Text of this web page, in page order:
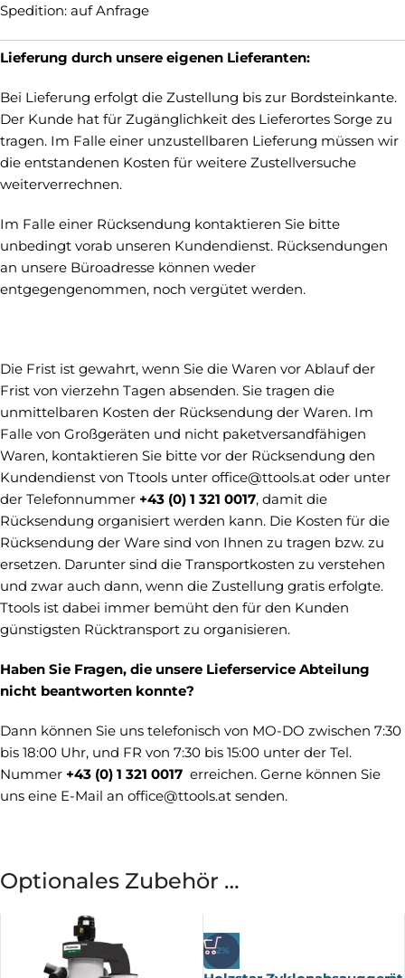
Spedition: auf Anfrage
Lieferung durch unsere eigenen Lieferanten:
Bei Lieferung erfolgt die Zustellung bis zur Bordsteinkante.
Der Kunde hat für Zugänglichkeit des Lieferortes Sorge zu
tragen. Im Falle einer unzustellbaren Lieferung müssen wir
die entstandenen Kosten für weitere Zustellversuche
weiterverrechnen.
Im Falle einer Rücksendung kontaktieren Sie bitte
unbedingt vorab unseren Kundendienst. Rücksendungen
an unsere Büroadresse können weder
entgegengenommen, noch vergütet werden.
Die Frist ist gewahrt, wenn Sie die Waren vor Ablauf der
Frist von vierzehn Tagen absenden. Sie tragen die
unmittelbaren Kosten der Rücksendung der Waren. Im
Falle von Großgeräten und nicht paketversandfähigen
Waren, kontaktieren Sie bitte vor der Rücksendung den
Kundendienst von Ttools unter office@ttools.at oder unter
der Telefonnummer +43 (0) 1 321 0017, damit die
Rücksendung organisiert werden kann. Die Kosten für die
Rücksendung der Ware sind von Ihnen zu tragen bzw. zu
ersetzen. Darunter sind die Transportkosten zu verstehen
und zwar auch dann, wenn die Zustellung gratis erfolgte.
Ttools ist dabei immer bemüht den für den Kunden
günstigsten Rücktransport zu organisieren.
Haben Sie Fragen, die unsere Lieferservice Abteilung
nicht beantworten konnte?
Dann können Sie uns telefonisch von MO-DO zwischen 7:30
bis 18:00 Uhr, und FR von 7:30 bis 15:00 unter der Tel.
Nummer +43 (0) 1 321 0017 erreichen. Gerne können Sie
uns eine E-Mail an office@ttools.at senden.
Optionales Zubehör …
-2%